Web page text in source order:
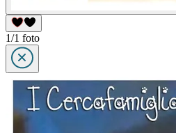
1/1 foto